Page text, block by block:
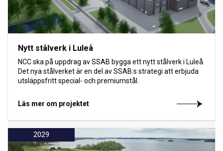
Nytt stålverk i Luleå
NCC ska på uppdrag av SSAB bygga ett nytt stålverk i Luleå.
Det nya stålverket är en del av SSAB:s strategi att erbjuda
utsläppsfritt special- och premiumstål.
Läs mer om projektet
2029